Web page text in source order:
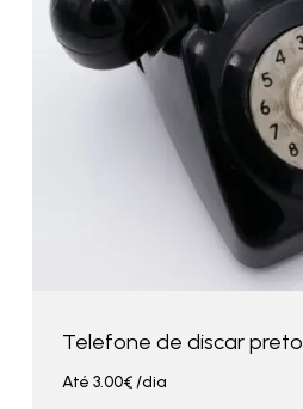
Telefone de discar preto
Até 3.00€/dia